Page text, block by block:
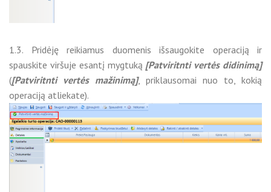
1.3. Pridėję reikiamus duomenis išsaugokite operaciją ir
spauskite viršuje esantį mygtuką [Patviritnti vertės didinimą]
([Patviritnti vertės mažinimą], priklausomai nuo to, kokią
operaciją atliekate).